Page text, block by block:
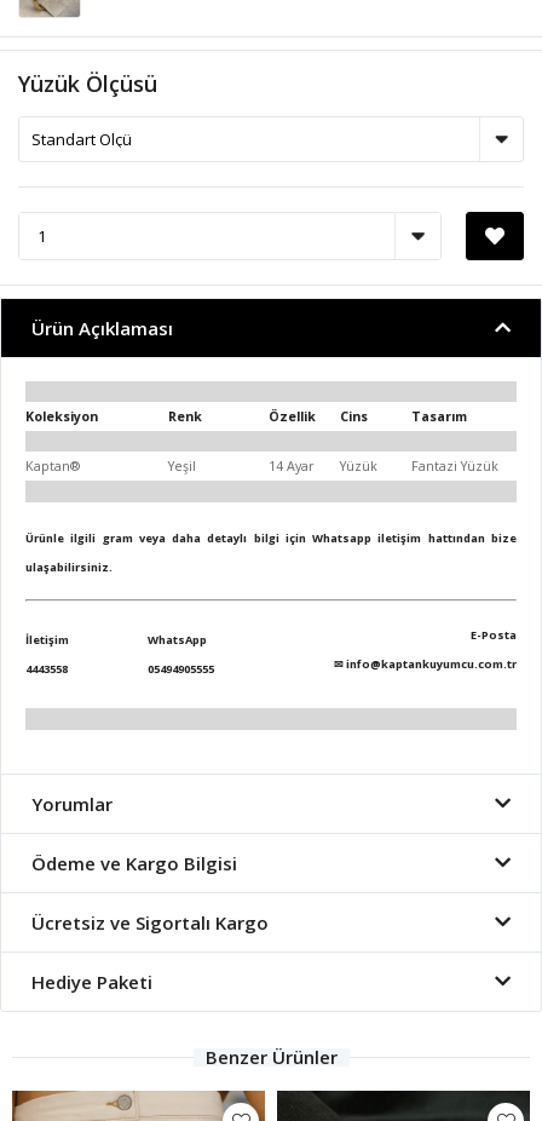
Yüzük Ölçüsü
Ürün Açıklaması
Koleksiyon Renk Özellik Cins Tasarım
Kaptan® Yeşil 14 Ayar Yüzük Fantazi Yüzük
Ürünle ilgili gram veya daha detaylı bilgi için Whatsapp iletişim hattından bize
ulaşabilirsiniz.
İletişim
4443558
WhatsApp
05494905555
E-Posta
✉info@kaptankuyumcu.com.tr
Yorumlar
Ödeme ve Kargo Bilgisi
Ücretsiz ve Sigortalı Kargo
Hediye Paketi
Benzer Ürünler